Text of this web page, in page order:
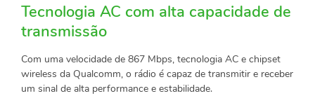
Tecnologia AC com alta capacidade de
transmissão
Com uma velocidade de 867 Mbps, tecnologia AC e chipset
wireless da Qualcomm, o rádio é capaz de transmitir e receber
um sinal de alta performance e estabilidade.